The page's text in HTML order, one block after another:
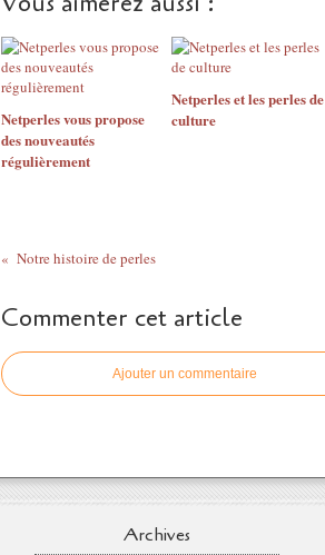
Netperles vous propose
des nouveautés
régulièrement
Netperles et les perles de
culture
Notre histoire de perles
Commenter cet article
Ajouter un commentaire
Archives